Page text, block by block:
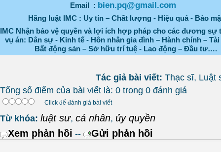
Email : bien.pq@gmail.com
Hãng luật IMC : Uy tín – Chất lượng - Hiệu quả - Bảo
IMC Nhận bảo vệ quyền và lợi ích hợp pháp cho các đương sự
vụ án: Dân sự - Kinh tế - Hôn nhân gia đình – Hành chính –
Bất động sản – Sở hữu trí tuệ - Lao động – Đầu tư….
Tác giả bài viết: Thạc sĩ, Luật
Tổng số điểm của bài viết là: 0 trong 0 đánh giá
Click để đánh giá bài viết
Từ khóa: luật sư, cá nhân, ủy quyền
Xem phản hồi -- Gửi phản hồi